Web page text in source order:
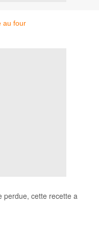
perdue, cette recette a